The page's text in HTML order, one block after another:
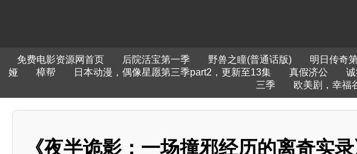
免费电影资源网首页 后院活宝第一季 野兽之瞳(普通话版) 明日传奇
娅
樟帮 日本动漫，偶像星愿第三季part2，更新至13集 真假济公
三季
欧美剧，幸福
《夜半诡影：一场撞邪经历的离奇实录